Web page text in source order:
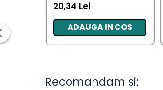
Ingrijirea parului
Balsam de par
20,34 Lei
ADAUGA IN COS
Recomandam si: